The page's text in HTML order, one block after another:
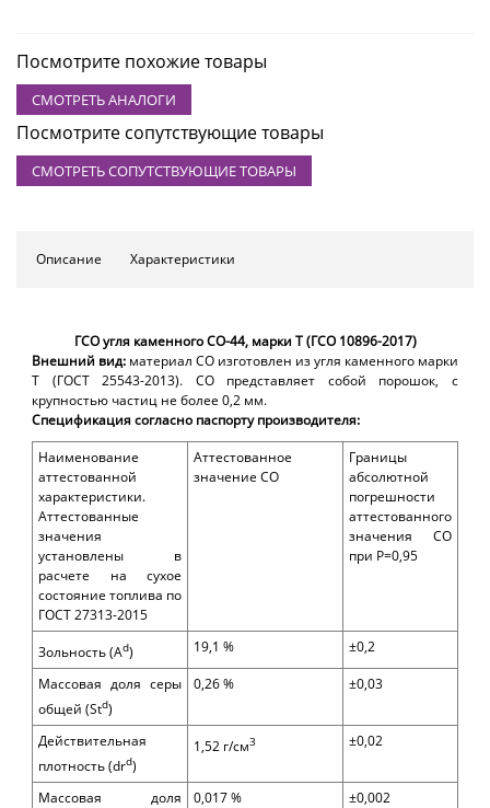
Посмотрите похожие товары
СМОТРЕТЬ АНАЛОГИ
Посмотрите сопутствующие товары
СМОТРЕТЬ СОПУТСТВУЮЩИЕ ТОВАРЫ
Описание Характеристики
ГСО угля каменного СО-44, марки Т (ГСО 10896-2017)
Внешний вид: материал СО изготовлен из угля каменного марки
Т (ГОСТ 25543-2013). СО представляет собой порошок, с
крупностью частиц не более 0,2 мм.
Спецификация согласно паспорту производителя:
Наименование
аттестованной
характеристики.
Аттестованные
значения
установлены в
расчете на сухое
состояние топлива по
ГОСТ 27313-2015
Аттестованное
значение СО
Границы
абсолютной
погрешности
аттестованного
значения СО
при Р=0,95
Зольность (Ad) 19,1 %
±0,2
Массовая доля серы
общей (Std)
0,26% ±0,03
Действительная
плотность (drd)
1,52 г/см3 ±0,02
Массовая доля
0,017 % ±0,002